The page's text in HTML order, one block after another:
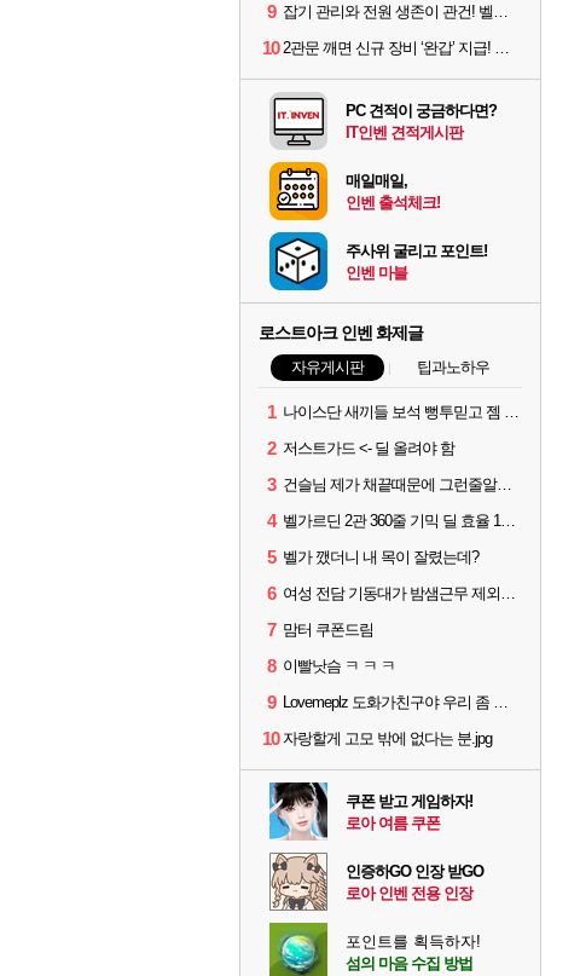
9 잡기 관리와 전원 생존이 관건! 벨가르딘 유물 칭호 획득방법 정리
10 2관문 깨면 신규 장비 ‘완갑’ 지급! 그림자 레이드 벨가르딘 공개
PC 견적이 궁금하다면?
IT인벤 견적게시판
매일매일,
인벤 출석체크!
주사위 굴리고 포인트!
인벤 마블
로스트아크 인벤 화제글
자유게시판 팁과노하우
1 나이스단 새끼들 보석 뻥투믿고 젬 곱창난거보면 개패고싶음 ㅋㅋ
2 저스트가드 <- 딜 올려야 함
3 건슬님 제가 채끝때문에 그런줄알겠어요
4 벨가르딘 2관 360줄 기믹 딜 효율 100% 최적화
5 벨가 깼더니 내 목이 잘렸는데?
6 여성 전담 기동대가 밤샘근무 제외된 이유
7 맘터 쿠폰드림
8 이빨낫슴 ㅋ ㅋ ㅋ
9 Lovemeplz 도화가친구야 우리 좀 말은 똑바로하자 ㅋㅋㅋㅋ
10 자랑할게 고모 밖에 없다는 분.jpg
쿠폰 받고 게임하자!
로아 여름 쿠폰
인증하GO 인장 받GO
로아 인벤 전용 인장
포인트를 획득하자!
섬의 마음 수집 방법